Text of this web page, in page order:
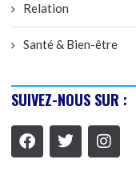
Relation
Santé & Bien-être
SUIVEZ-NOUS SUR :